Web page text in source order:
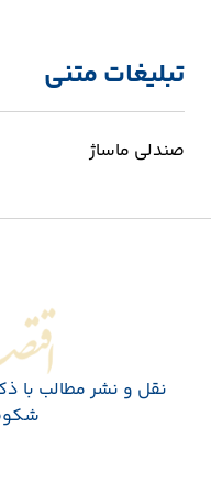
تبلیغات متنی
صندلی ماساژ
نقل و نشر مطالب با